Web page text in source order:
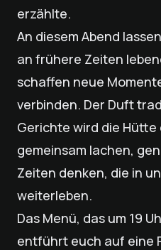
erzählte.
An diesem Abend
an frühere Zeiten
schaffen neue
verbinden. Der Duft
Gerichte wird die
gemeinsam lachen,
Zeiten denken, die in
weiterleben.
Das Menü, das um 19
entführt euch auf eine